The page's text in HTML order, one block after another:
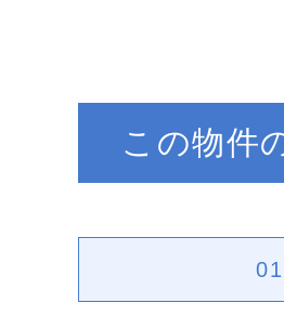
この物件
01